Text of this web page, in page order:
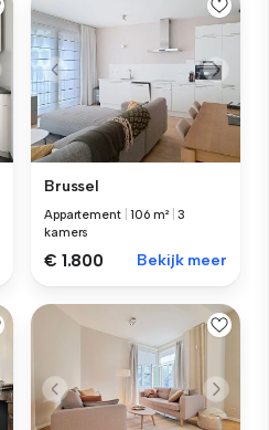
Brussel
Appartement |106 m² |3
kamers
€ 1.800 Bekijk meer